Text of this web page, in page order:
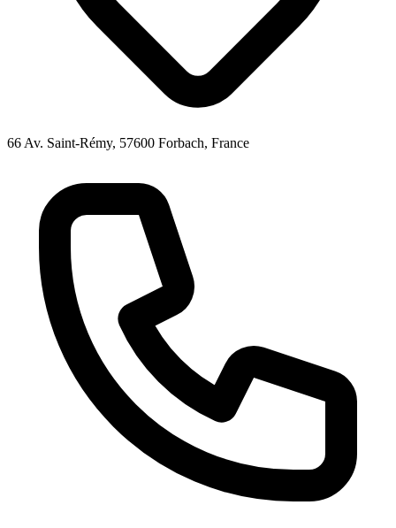
66 Av. Saint-Rémy, 57600 Forbach, France